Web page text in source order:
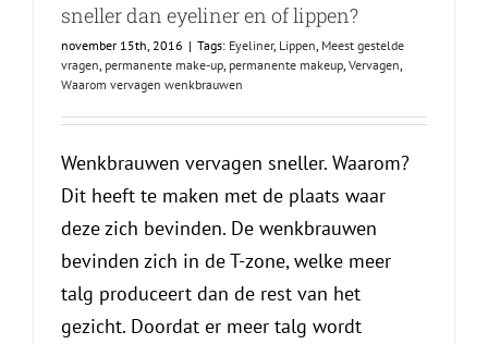
sneller dan eyeliner en of lippen?
november 15th, 2016 | Tags: Eyeliner, Lippen Meest gestelde
vragen permanente make-up permanente makeup Vervagen
Waarom vervagen wenkbrauwen
Wenkbrauwen vervagen sneller. Waarom?
Dit heeft te maken met de plaats waar
deze zich bevinden. De wenkbrauwen
bevinden zich in de T-zone, welke meer
talg produceert dan de rest van het
gezicht. Doordat er meer talg wordt